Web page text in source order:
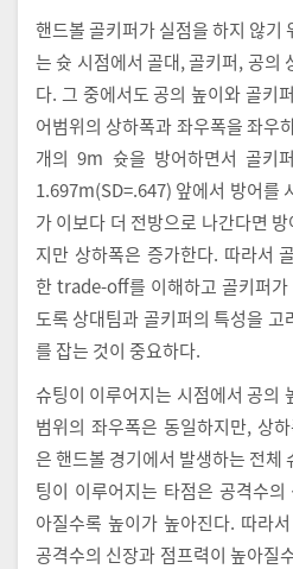
핸드볼 골키퍼가 실점을 하지 않기
는 슛 시점에서 골대, 골키퍼, 공의
다. 그 중에서도 공의 높이와 골키
어범위의 상하폭과 좌우폭을 좌우
개의 9m 슛을 방어하면서 골키
1.697m(SD=.647) 앞에서 방어를
가 이보다 더 전방으로 나간다면
지만 상하폭은 증가한다. 따라서
한 trade-off를 이해하고 골키퍼가
도록 상대팀과 골키퍼의 특성을 고
를 잡는 것이 중요하다.
슈팅이 이루어지는 시점에서 공의
범위의 좌우폭은 동일하지만, 상
은 핸드볼 경기에서 발생하는 전체
팅이 이루어지는 타점은 공격수
아질수록 높이가 높아진다. 따라
공격수의 신장과 점프력이 높아질